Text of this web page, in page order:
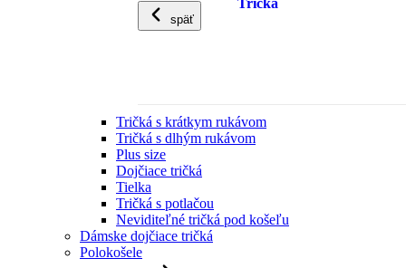
späť
Tričká s krátkym rukávom
Tričká s dlhým rukávom
Plus size
Dojčiace tričká
Tielka
Tričká s potlačou
Neviditeľné tričká pod košeľu
Dámske dojčiace tričká
Polokošele